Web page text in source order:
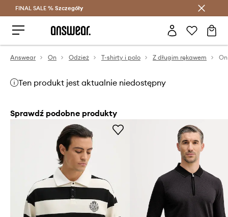
Oszczędzaj z Answear Club >
FINAL SALE % Szczegóły
Answear On Odzież T-shirty i polo Z długim rękawem
Ten produkt jest aktualnie niedostępny
Sprawdź podobne produkty